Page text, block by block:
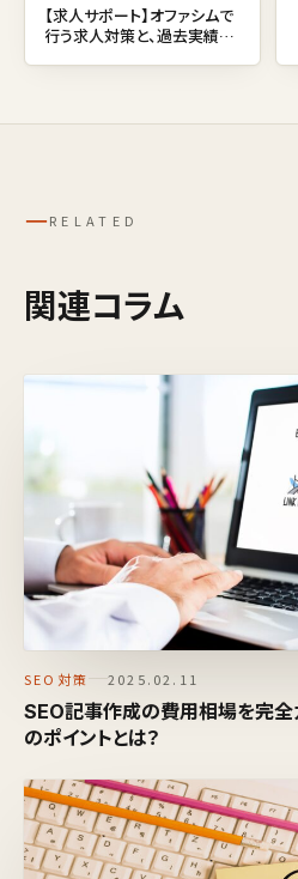
【求人サポート】オファシムで
行う求人対策と、過去実績の
─RELATED
関連コラム
SEO対策 2025.02.11
SEO記事作成の費用相場を完全
のポイントとは？